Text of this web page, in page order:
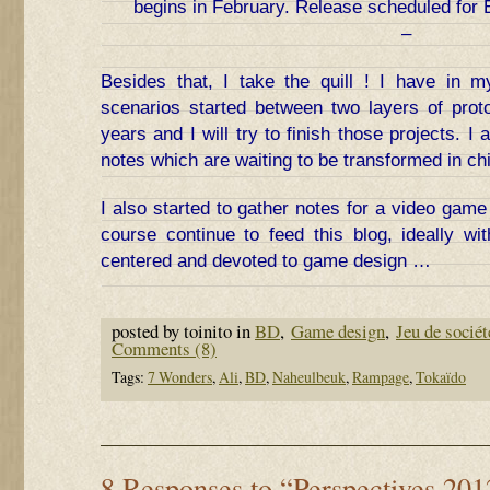
begins in February. Release scheduled for
–
Besides that, I take the quill ! I have in
scenarios started between two layers of
years and I will try to finish those projects. I
notes which are waiting to be transformed in
I also started to gather notes for a video
course continue to feed this blog, ideally
centered and devoted to game design …
posted by toinito inBD, Game design, Jeu de
Comments (8)
Tags: 7 Wonders,Ali,BD,Naheulbeuk,Rampage,Tokaïdo